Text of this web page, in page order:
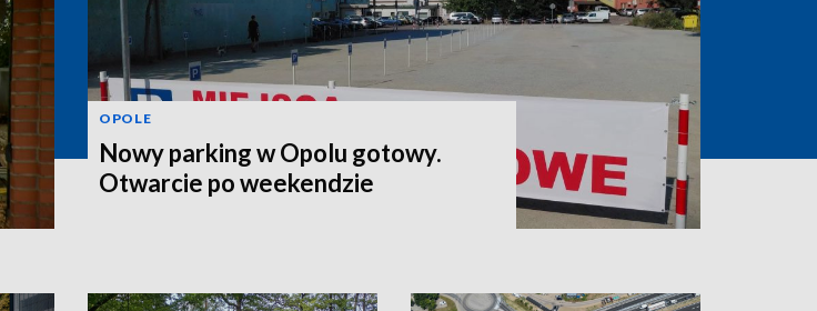
OPOLE
Nowy parking w Opolu gotowy.
Otwarcie po weekendzie